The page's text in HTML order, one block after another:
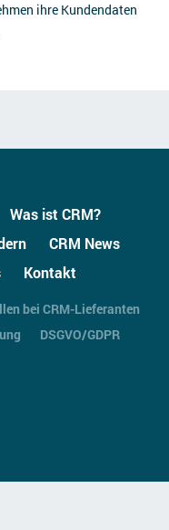
ihre Kundendaten
Was ist CRM?
CRM News
Kontakt
bei CRM-Lieferanten
DSGVO/GDPR